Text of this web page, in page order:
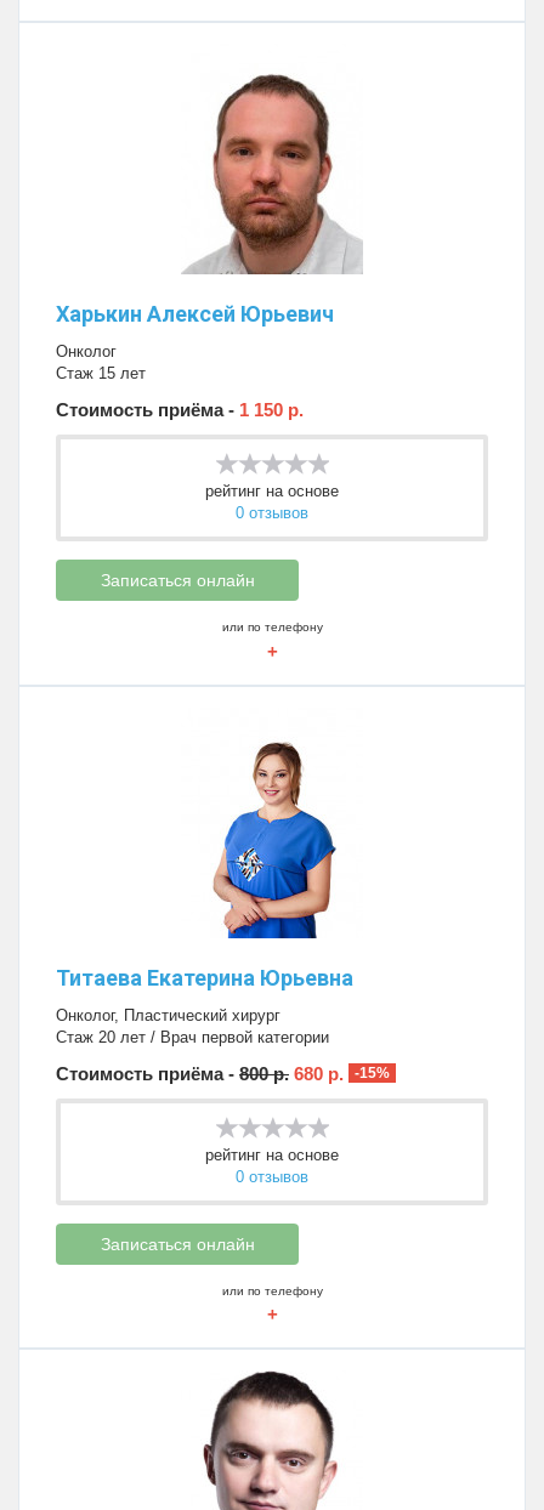
Харькин Алексей Юрьевич
Онколог
Стаж 15 лет
Стоимость приёма - 1 150 р.
рейтинг на основе
0 отзывов
Записаться онлайн
или по телефону
+
Титаева Екатерина Юрьевна
Онколог, Пластический хирург
Стаж 20 лет / Врач первой категории
Стоимость приёма - 800 р. 680 р. -15%
рейтинг на основе
0 отзывов
Записаться онлайн
или по телефону
+